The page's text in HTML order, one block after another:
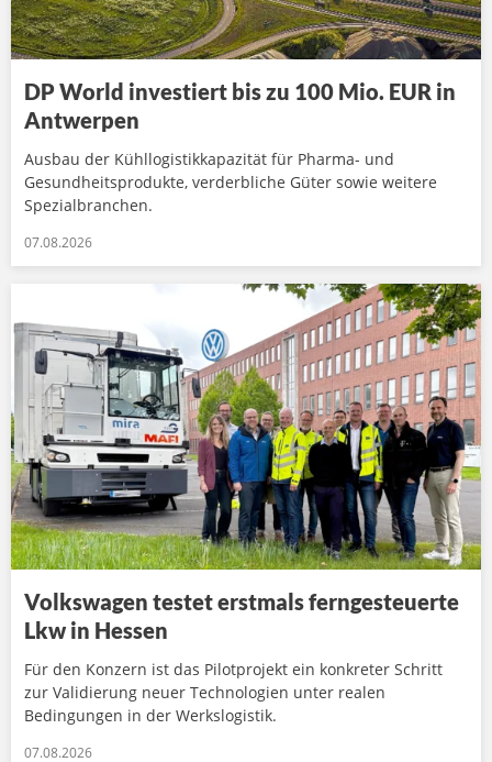
DP World investiert bis zu 100 Mio. EUR in
Antwerpen
Ausbau der Kühllogistikkapazität für Pharma- und
Gesundheitsprodukte, verderbliche Güter sowie weitere
Spezialbranchen.
07.08.2026
Volkswagen testet erstmals ferngesteuerte
Lkw in Hessen
Für den Konzern ist das Pilotprojekt ein konkreter Schritt
zur Validierung neuer Technologien unter realen
Bedingungen in der Werkslogistik.
07.08.2026